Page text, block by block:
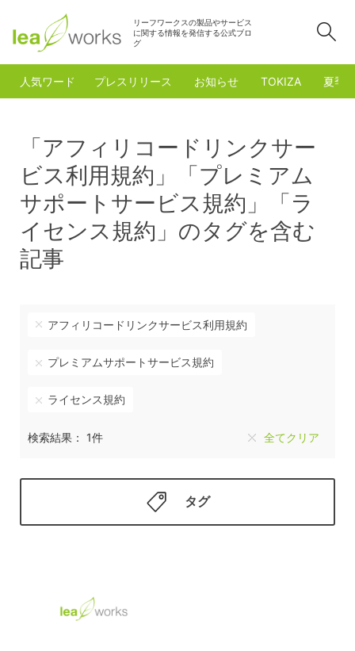
リーフワークスの製品やサービス
に関する情報を発信する公式ブロ
グ
人気ワード プレスリリース お知らせ TOKIZA 夏季
「アフィリコードリンクサー
ビス利用規約」「プレミアム
サポートサービス規約」「ラ
イセンス規約」のタグを含む
記事
アフィリコードリンクサービス利用規約
プレミアムサポートサービス規約
ライセンス規約
検索結果： 1件 全てクリア
タグ